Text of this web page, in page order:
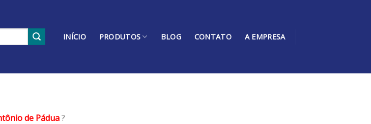
INÍCIO PRODUTOS BLOG CONTATO A EMPRESA
de Pádua?